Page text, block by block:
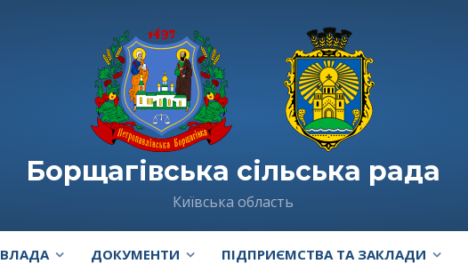
Борщагівська сільська рада
Київська область
ВЛАДА ДОКУМЕНТИ ПІДПРИЄМСТВА ТА ЗАКЛАДИ